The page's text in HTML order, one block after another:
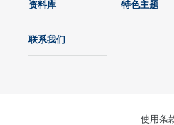
资料库 特色主题
联系我们
使用条